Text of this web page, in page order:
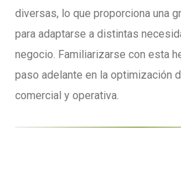
diversas, lo que proporciona una
para adaptarse a distintas
negocio. Familiarizarse con esta
paso adelante en la optimización
comercial y operativa.